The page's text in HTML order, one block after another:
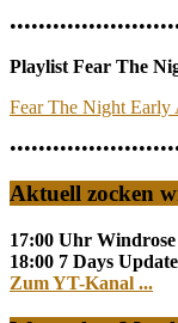
Playlist Fear The
Fear The Night Early
Aktuell zocken
17:00 Uhr Windrose
18:00 7 Days
Zum YT-Kanal ...